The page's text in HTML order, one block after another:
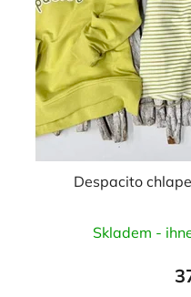
Despacito
Skladem -